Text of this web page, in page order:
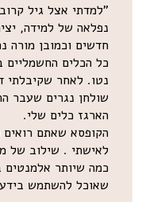
"למדתי אצל גיל
נפלאה של למידה,
חדשים וכמובן מורה
כל הכלים החשמליים
נטו. לאחר שקיבלתי
שולחן נגרים שעבר
הארגז כלים שלי.
הקופסא שאתם רואים
לאישתי . שילוב של
כמה שיותר אלמנטים
שאוכל להשתמש